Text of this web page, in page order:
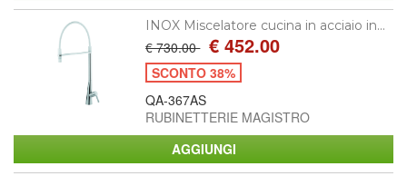
INOX Miscelatore cucina in acciaio in...
€ 730.00 € 452.00
SCONTO 38%
QA-367AS
RUBINETTERIE MAGISTRO